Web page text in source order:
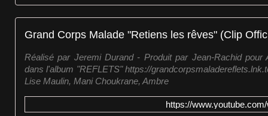
Grand Corps Malade "Retiens les rêves" (Clip
Réalisé par Jeremi Durand - Produit par Jean-Rachid pour
dans l'album "REFLETS" https://
Lise Maulin, Mani Choukrane, Ambre
https://